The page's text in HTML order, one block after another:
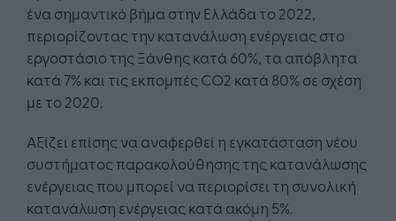
ένα σημαντικό βήμα στην Ελλάδα το 2022,
περιορίζοντας την κατανάλωση ενέργειας στο
εργοστάσιο της Ξάνθης κατά 60%, τα απόβλητα
κατά 7% και τις εκπομπές CO2 κατά 80% σε σχέση
με το 2020.
Αξίζει επίσης να αναφερθεί η εγκατάσταση νέου
συστήματος παρακολούθησης της κατανάλωσης
ενέργειας που μπορεί να περιορίσει τη συνολική
κατανάλωση ενέργειας κατά ακόμη 5%.